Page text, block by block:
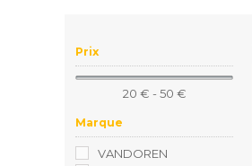
Prix
20 € - 50 €
Marque
VANDOREN